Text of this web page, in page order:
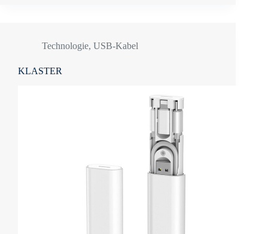
Technologie, USB-Kabel
KLASTER